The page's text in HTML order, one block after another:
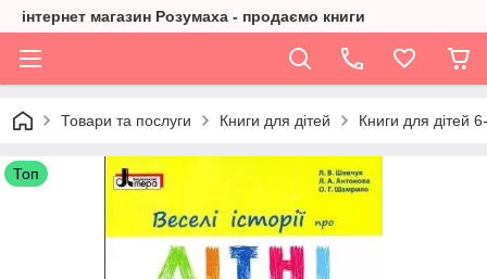
інтернет магазин Розумаха - продаємо книги
Товари та послуги Книги для дітей Книги для дітей
Топ